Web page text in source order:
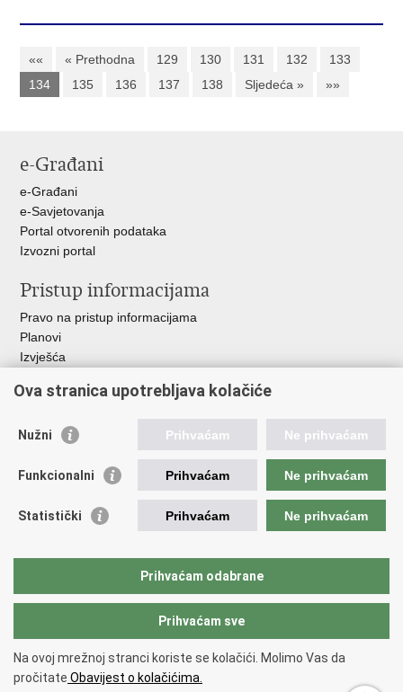
«« « Prethodna 129 130 131 132
133
134
135 136 137 138 Sljedeća » »»
e-Građani
e-Građani
e-Savjetovanja
Portal otvorenih podataka
Izvozni portal
Pristup informacijama
Pravo na pristup informacijama
Planovi
Izvješća
Vlada RH
Ured predsjednika
Ministarstvo demografije i useljeništva
HRT - Glas Hrvatske
Copyright © 2026 Središnji državni ured za Hrvate izvan Republike
Hrvatske
Uvjeti korištenja.Izjava o pristupačnosti
Ova stranica upotrebljava kolačiće
Nužni Prihvaćam Ne prihvaćam
Funkcionalni Prihvaćam Ne prihvaćam
Statistički Prihvaćam Ne prihvaćam
Prihvaćam odabrane
Prihvaćam sve
Na ovoj mrežnoj stranci koriste se kolačići. Molimo Vas da
pročitate Obavijest o kolačićima.